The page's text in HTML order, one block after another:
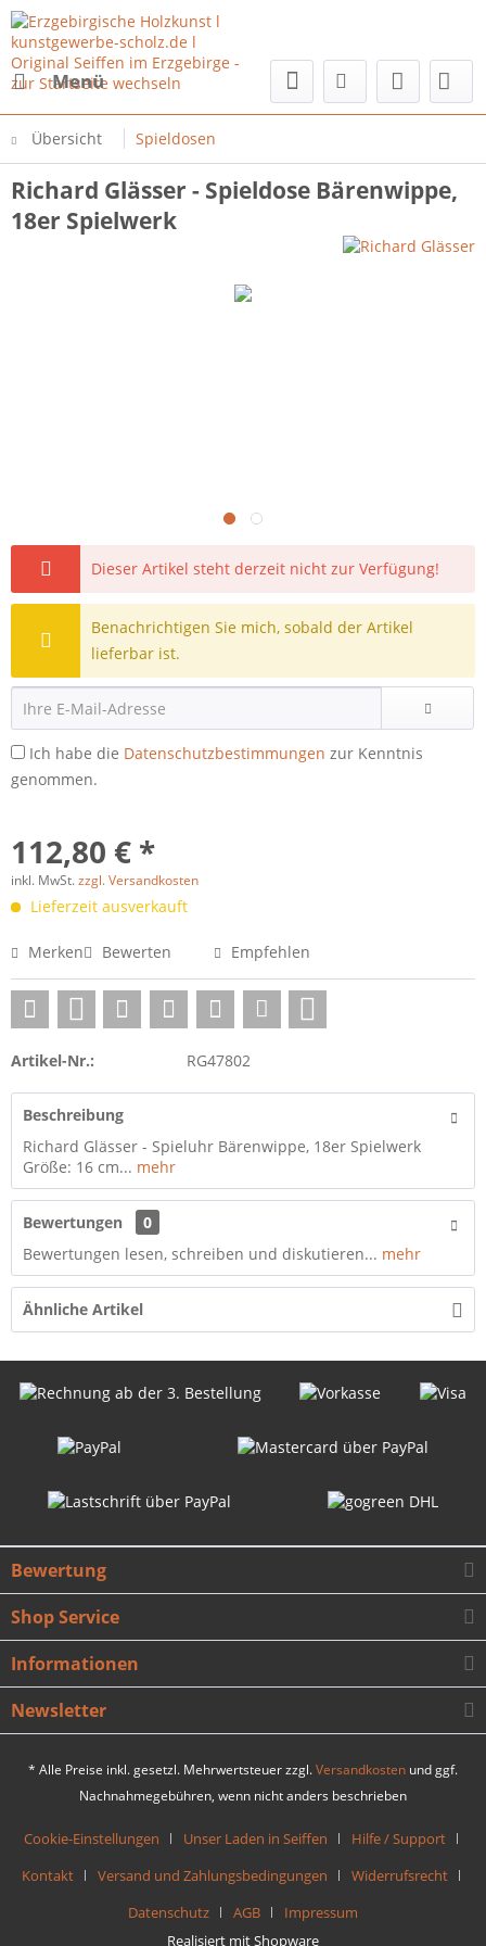
Menü
Übersicht Spieldosen
Richard Glässer - Spieldose Bärenwippe,
18er Spielwerk
Dieser Artikel steht derzeit nicht zur Verfügung!
Benachrichtigen Sie mich, sobald der Artikel
lieferbar ist.
Ich habe die Datenschutzbestimmungen zur Kenntnis
genommen.
112,80 € *
inkl. MwSt.zzgl. Versandkosten
Lieferzeit ausverkauft
Merken Bewerten Empfehlen
Artikel-Nr.: RG47802
Beschreibung
Richard Glässer - Spieluhr Bärenwippe, 18er Spielwerk
Größe: 16 cm... mehr
Bewertungen
0
Bewertungen lesen, schreiben und diskutieren... mehr
Ähnliche Artikel
Bewertung
Shop Service
Informationen
Newsletter
* Alle Preise inkl. gesetzl. Mehrwertsteuer zzgl.Versandkosten und ggf.
Nachnahmegebühren, wenn nicht anders beschrieben
Cookie-Einstellungen Unser Laden in Seiffen
Hilfe / Support
Kontakt
Versand und Zahlungsbedingungen
Widerrufsrecht
Datenschutz
AGB
Impressum
Realisiert mit Shopware